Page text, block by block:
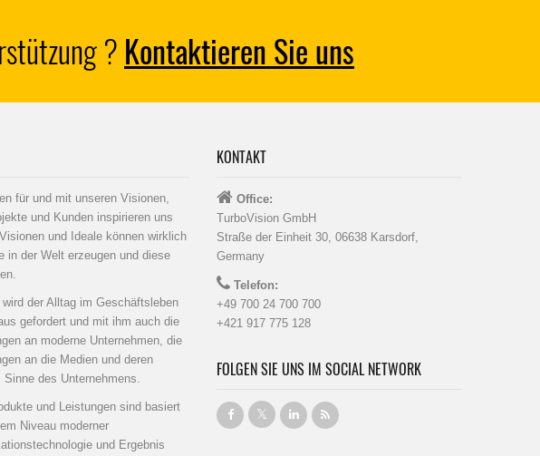
?Kontaktieren Sie uns
für und mit unseren Visionen,
und Kunden inspirieren uns
und Ideale können wirklich
in der Welt erzeugen und diese
wird der Alltag im Geschäftsleben
gefordert und mit ihm auch die
an moderne Unternehmen, die
an die Medien und deren
Sinne des Unternehmens.
und Leistungen sind basiert
Niveau moderner
und Ergebnis
KONTAKT
Office:
TurboVision GmbH
Straße der Einheit 30, 06638 Karsdorf,
Germany
Telefon:
+49 700 24 700 700
+421 917 775 128
FOLGEN SIE UNS IM SOCIAL NETWORK